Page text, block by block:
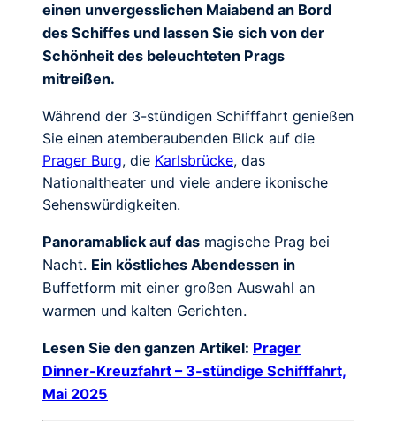
einen unvergesslichen Maiabend an Bord
des Schiffes und lassen Sie sich von der
Schönheit des beleuchteten Prags
mitreißen.
Während der 3-stündigen Schifffahrt genießen
Sie einen atemberaubenden Blick auf die
Prager Burg, die Karlsbrücke, das
Nationaltheater und viele andere ikonische
Sehenswürdigkeiten.
Panoramablick auf das magische Prag bei
Nacht. Ein köstliches Abendessen in
Buffetform mit einer großen Auswahl an
warmen und kalten Gerichten.
Lesen Sie den ganzen Artikel: Prager
Dinner-Kreuzfahrt – 3-stündige Schifffahrt,
Mai 2025